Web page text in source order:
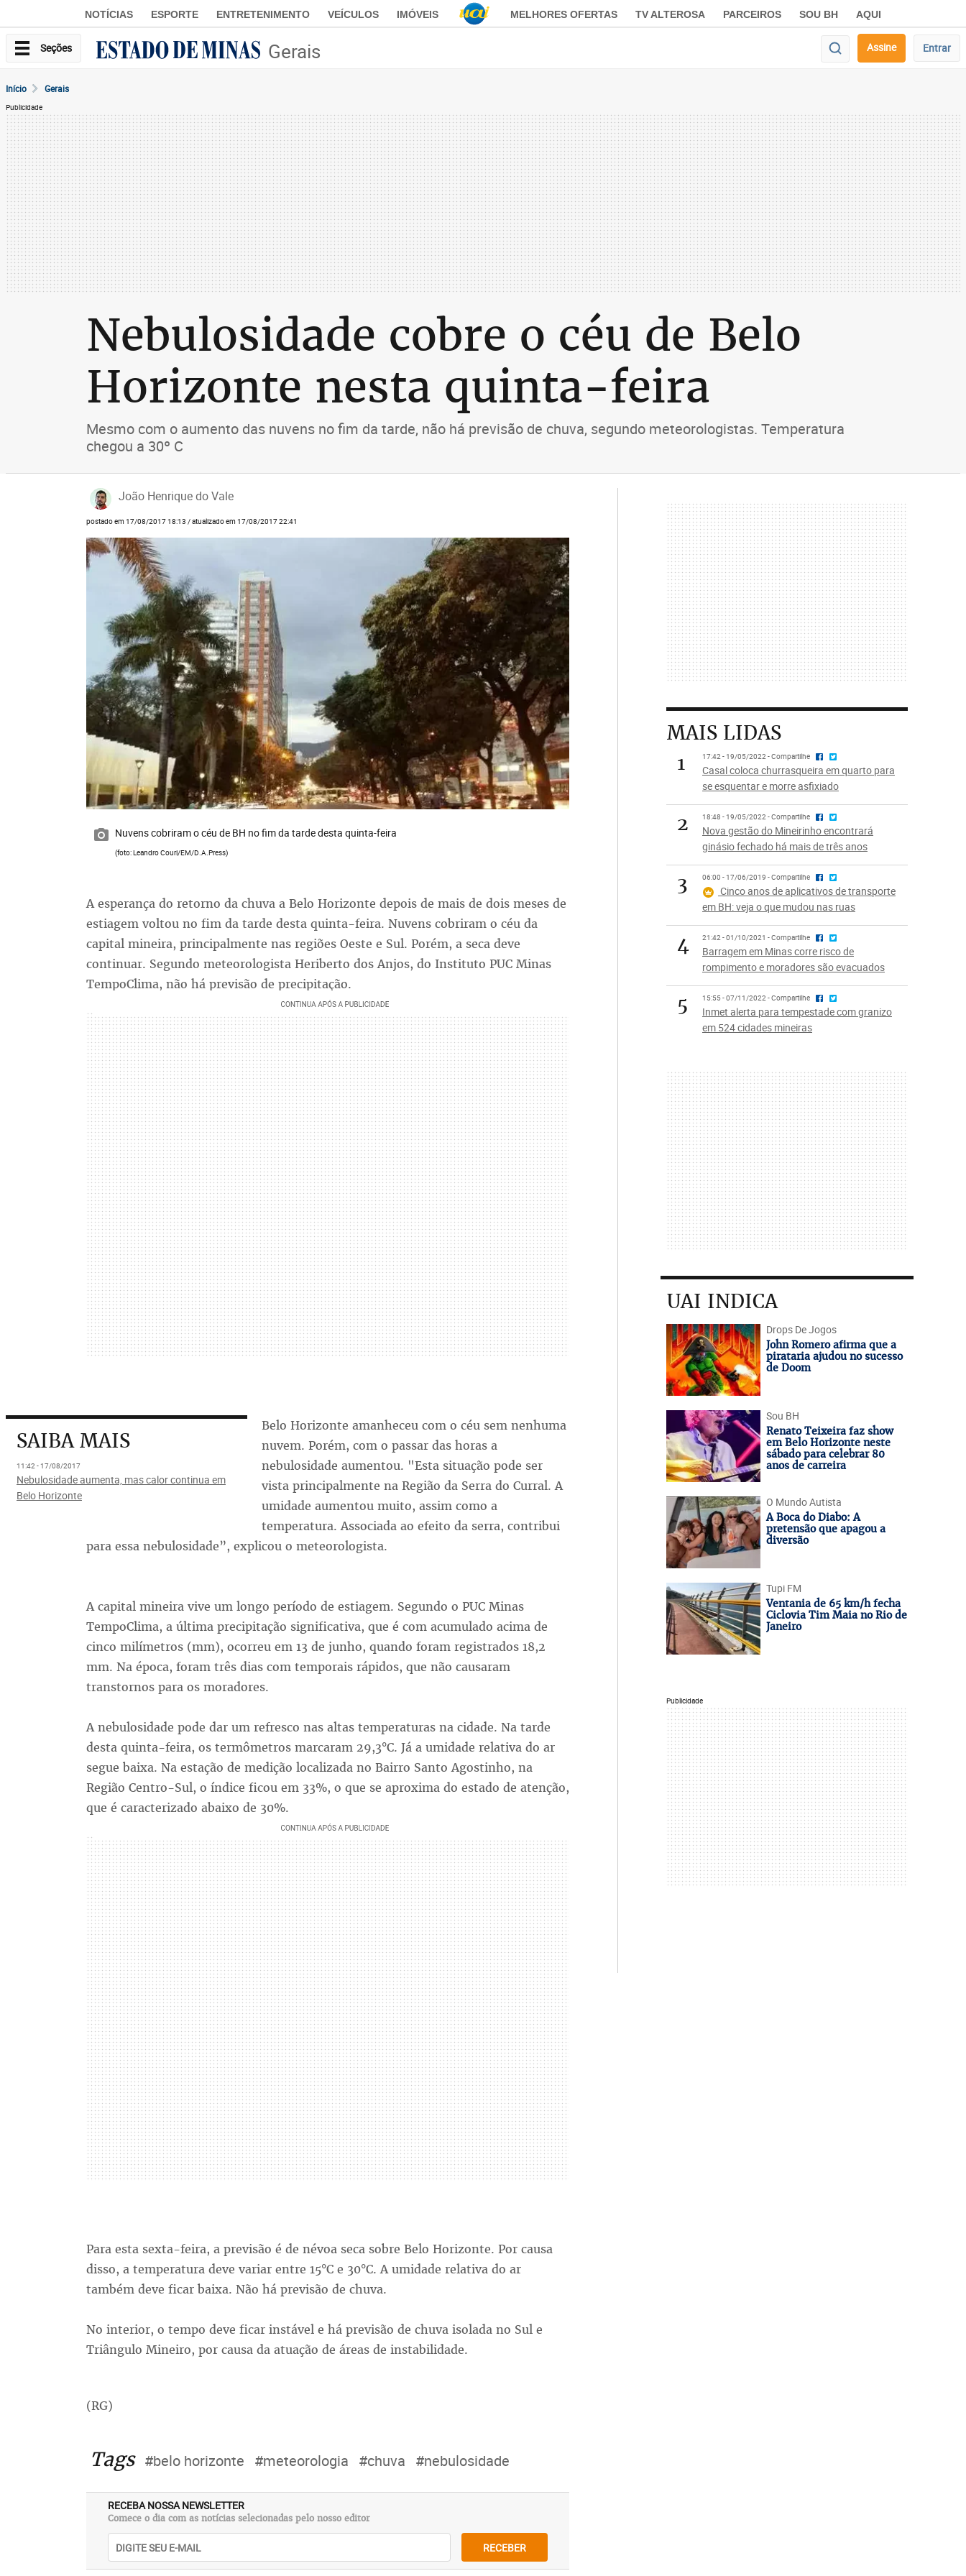
NOTÍCIAS ESPORTE ENTRETENIMENTO VEÍCULOS IMÓVEIS MELHORES OFERTAS TV ALTEROSA PARCEIROS SOU BH AQUI
Seções Gerais Assine Entrar
Início Gerais
Publicidade
Nebulosidade cobre o céu de Belo
Horizonte nesta quinta-feira
Mesmo com o aumento das nuvens no fim da tarde, não há previsão de chuva, segundo meteorologistas. Temperatura
chegou a 30º C
João Henrique do Vale
postado em 17/08/2017 18:13 / atualizado em 17/08/2017 22:41
Nuvens cobriram o céu de BH no fim da tarde desta quinta-feira
(foto: Leandro Couri/EM/D.A.Press)
A esperança do retorno da chuva a Belo Horizonte depois de mais de dois meses de
estiagem voltou no fim da tarde desta quinta-feira. Nuvens cobriram o céu da
capital mineira, principalmente nas regiões Oeste e Sul. Porém, a seca deve
continuar. Segundo meteorologista Heriberto dos Anjos, do Instituto PUC Minas
TempoClima, não há previsão de precipitação.
SAIBA MAIS
11:42 - 17/08/2017
Nebulosidade aumenta, mas calor continua em
Belo Horizonte
Belo Horizonte amanheceu com o céu sem nenhuma
nuvem. Porém, com o passar das horas a
nebulosidade aumentou. "Esta situação pode ser
vista principalmente na Região da Serra do Curral. A
umidade aumentou muito, assim como a
temperatura. Associada ao efeito da serra, contribui
para essa nebulosidade”, explicou o meteorologista.
A capital mineira vive um longo período de estiagem. Segundo o PUC Minas
TempoClima, a última precipitação significativa, que é com acumulado acima de
cinco milímetros (mm), ocorreu em 13 de junho, quando foram registrados 18,2
mm. Na época, foram três dias com temporais rápidos, que não causaram
transtornos para os moradores.
A nebulosidade pode dar um refresco nas altas temperaturas na cidade. Na tarde
desta quinta-feira, os termômetros marcaram 29,3°C. Já a umidade relativa do ar
segue baixa. Na estação de medição localizada no Bairro Santo Agostinho, na
Região Centro-Sul, o índice ficou em 33%, o que se aproxima do estado de atenção,
que é caracterizado abaixo de 30%.
Para esta sexta-feira, a previsão é de névoa seca sobre Belo Horizonte. Por causa
disso, a temperatura deve variar entre 15°C e 30°C. A umidade relativa do ar
também deve ficar baixa. Não há previsão de chuva.
No interior, o tempo deve ficar instável e há previsão de chuva isolada no Sul e
Triângulo Mineiro, por causa da atuação de áreas de instabilidade.
(RG)
Tags #belo horizonte #meteorologia #chuva #nebulosidade
RECEBA NOSSA NEWSLETTER
Comece o dia com as notícias selecionadas pelo nosso editor
RECEBER
MAIS LIDAS
1
17:42 - 19/05/2022 - Compartilhe
Casal coloca churrasqueira em quarto para
se esquentar e morre asfixiado
2 18:48 - 19/05/2022 - Compartilhe
Nova gestão do Mineirinho encontrará
ginásio fechado há mais de três anos
3 06:00 - 17/06/2019 - Compartilhe
Cinco anos de aplicativos de transporte
em BH: veja o que mudou nas ruas
4 21:42 - 01/10/2021 - Compartilhe
Barragem em Minas corre risco de
rompimento e moradores são evacuados
5 15:55 - 07/11/2022 - Compartilhe
Inmet alerta para tempestade com granizo
em 524 cidades mineiras
UAI INDICA
Drops De Jogos
John Romero afirma que a
pirataria ajudou no sucesso
de Doom
Sou BH
Renato Teixeira faz show
em Belo Horizonte neste
sábado para celebrar 80
anos de carreira
O Mundo Autista
A Boca do Diabo: A
pretensão que apagou a
diversão
Tupi FM
Ventania de 65 km/h fecha
Ciclovia Tim Maia no Rio de
Janeiro
Publicidade